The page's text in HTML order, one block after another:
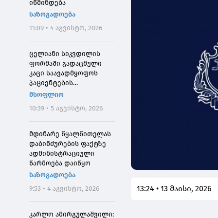
იწმინდება
საზოგადოება
11:09 • 4 აგვისტო, 2026
ცელიანი სიკვდილის
ფორმაში გადაცმული
კაცი საავადმყოფოს
პაციენტების
შეშინებისთვის
მსოფლიო
10:39 • 5 აგვისტო, 2026
მდინარე წყალწითელას
დაბინძურების ფაქტზე
ადმინისტრაციული
წარმოება დაიწყო
საზოგადოება
9:53 • 4 აგვისტო, 2026
კარლო ამირგულაშვილი:
13:24 • 13 მაისი, 2026